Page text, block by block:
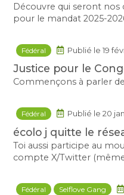
Découvre qui seront nos
pour le mandat 2025-
Fédéral Publié le 19
Justice pour le
Commençons à parler de
Fédéral Publié le 20
écolo j quitte le
Toi aussi participe au
compte X/Twitter
Fédéral Selflove Gang